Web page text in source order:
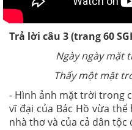
Trả lời câu 3 (trang 60
Ngày ngày mặt
Thấy một mặt
- Hình ảnh mặt trời trong
vĩ đại của Bác Hồ vừa
nhà thơ và của cả dân tộc